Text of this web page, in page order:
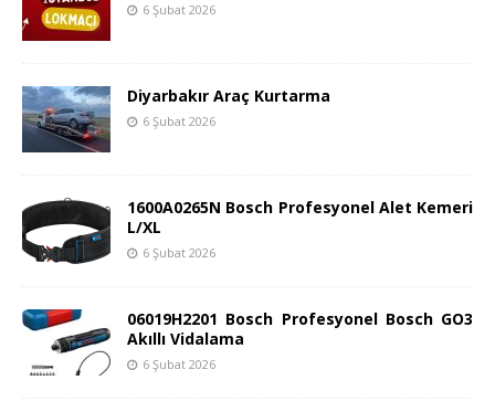
6 Şubat 2026
Diyarbakır Araç Kurtarma
6 Şubat 2026
1600A0265N Bosch Profesyonel Alet Kemeri
L/XL
6 Şubat 2026
06019H2201 Bosch Profesyonel Bosch GO3
Akıllı Vidalama
6 Şubat 2026